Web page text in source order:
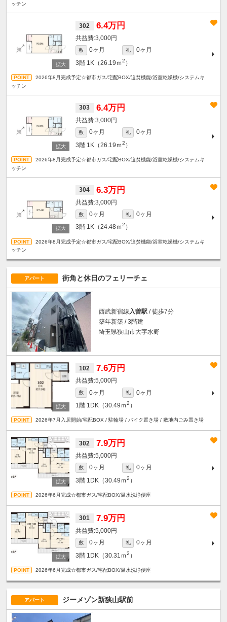
ッチン
302 6.4万円
3,000円
敷 0ヶ月 礼
0ヶ月
3階 1K（26.19ｍ2 ）
2026年8月完成予定☆都市ガス/宅配BOX/追焚機能/浴室乾燥機/システムキ
ッチン
303 6.4万円
3,000円
敷 0ヶ月 礼
0ヶ月
3階 1K（26.19ｍ2 ）
2026年8月完成予定☆都市ガス/宅配BOX/追焚機能/浴室乾燥機/システムキ
ッチン
304 6.3万円
3,000円
敷 0ヶ月 礼
0ヶ月
3階 1K（24.48ｍ2 ）
2026年8月完成予定☆都市ガス/宅配BOX/追焚機能/浴室乾燥機/システムキ
ッチン
アパート 街角と休日のフェリーチェ
西武新宿線入曽駅 / 徒歩7分
築年新築 / 3階建
埼玉県狭山市大字水野
102 7.6万円
5,000円
敷 0ヶ月 礼
0ヶ月
1階 1DK（30.49ｍ2 ）
2026年7月入居開始/宅配BOX / 駐輪場 / バイク置き場 / 敷地内ごみ置き場
302 7.9万円
5,000円
敷 0ヶ月 礼
0ヶ月
3階 1DK（30.49ｍ2 ）
2026年6月完成☆都市ガス/宅配BOX/温水洗浄便座
301 7.9万円
5,000円
敷 0ヶ月 礼
0ヶ月
3階 1DK（30.31ｍ2 ）
2026年6月完成☆都市ガス/宅配BOX/温水洗浄便座
アパート ジーメゾン新狭山駅前